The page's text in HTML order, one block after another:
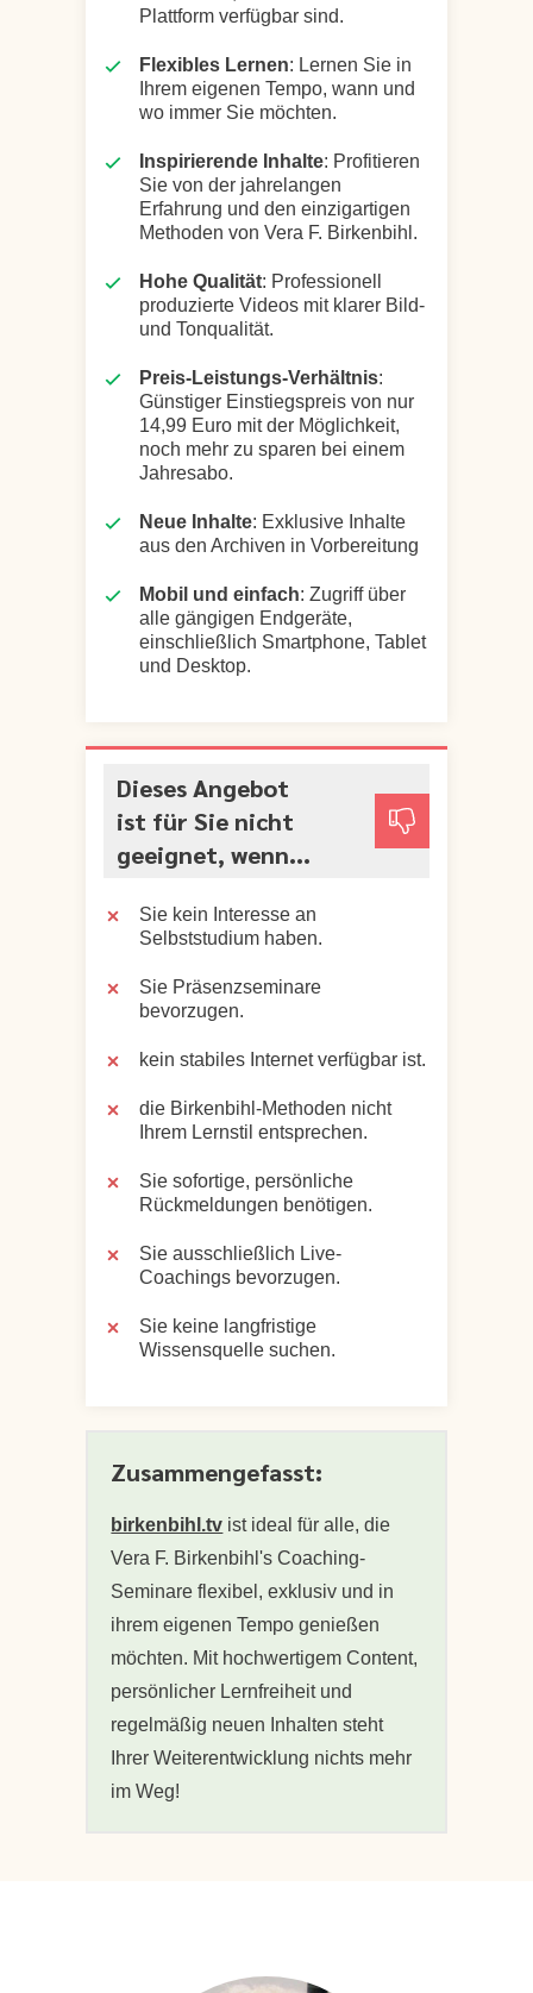
Plattform verfügbar sind.
Flexibles Lernen: Lernen Sie in
Ihrem eigenen Tempo, wann und
wo immer Sie möchten.
Inspirierende Inhalte: Profitieren
Sie von der jahrelangen
Erfahrung und den einzigartigen
Methoden von Vera F. Birkenbihl.
Hohe Qualität: Professionell
produzierte Videos mit klarer Bild-
und Tonqualität.
Preis-Leistungs-Verhältnis:
Günstiger Einstiegspreis von nur
14,99 Euro mit der Möglichkeit,
noch mehr zu sparen bei einem
Jahresabo.
Neue Inhalte: Exklusive Inhalte
aus den Archiven in Vorbereitung
Mobil und einfach: Zugriff über
alle gängigen Endgeräte,
einschließlich Smartphone, Tablet
und Desktop.
Dieses Angebot
ist für Sie nicht
geeignet, wenn...
Sie kein Interesse an
Selbststudium haben.
Sie Präsenzseminare
bevorzugen.
kein stabiles Internet verfügbar ist.
die Birkenbihl-Methoden nicht
Ihrem Lernstil entsprechen.
Sie sofortige, persönliche
Rückmeldungen benötigen.
Sie ausschließlich Live-
Coachings bevorzugen.
Sie keine langfristige
Wissensquelle suchen.
Zusammengefasst:
birkenbihl.tv ist ideal für alle, die
Vera F. Birkenbihl's Coaching-
Seminare flexibel, exklusiv und in
ihrem eigenen Tempo genießen
möchten. Mit hochwertigem Content,
persönlicher Lernfreiheit und
regelmäßig neuen Inhalten steht
Ihrer Weiterentwicklung nichts mehr
im Weg!